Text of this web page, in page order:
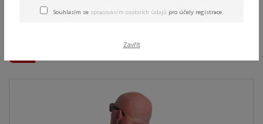
Checkmate Regular T-Shirt
Souhlasím se zpracováním osobních údajů pro účely registrace.
Zavřít